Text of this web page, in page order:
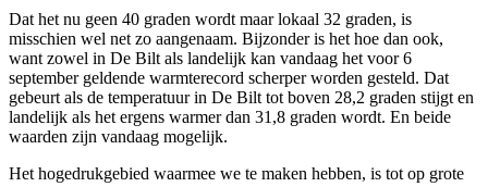
Dat het nu geen 40 graden wordt maar lokaal 32 graden, is
misschien wel net zo aangenaam. Bijzonder is het hoe dan ook,
want zowel in De Bilt als landelijk kan vandaag het voor 6
september geldende warmterecord scherper worden gesteld. Dat
gebeurt als de temperatuur in De Bilt tot boven 28,2 graden stijgt en
landelijk als het ergens warmer dan 31,8 graden wordt. En beide
waarden zijn vandaag mogelijk.
Het hogedrukgebied waarmee we te maken hebben, is tot op grote